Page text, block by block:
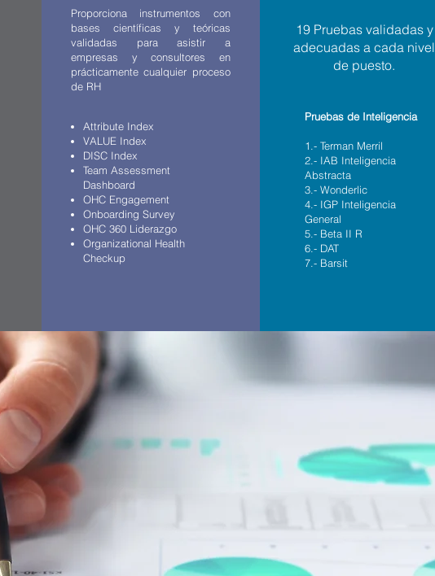
Proporciona instrumentos con
bases científicas y teóricas
validadas para asistir a
empresas y consultores en
prácticamente cualquier proceso
de RH
Attribute Index
VALUE Index
DISC Index
Team Assessment
Dashboard
OHC Engagement
Onboarding Survey
OHC 360 Liderazgo
Organizational Health
Checkup
19 Pruebas validadas y
adecuadas a cada nivel
de puesto.
Pruebas de Inteligencia
1.- Terman Merril
2.- IAB Inteligencia
Abstracta
3.- Wonderlic
4.- IGP Inteligencia
General
5.- Beta II R
6.- DAT
7.- Barsit